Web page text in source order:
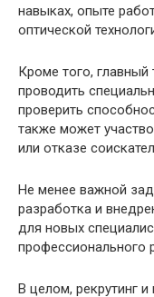
навыках, опыте
оптической
Кроме того, главный
проводить
проверить
также может
или отказе
Не менее важной
разработка и
для новых
профессионального
В целом, рекрутинг